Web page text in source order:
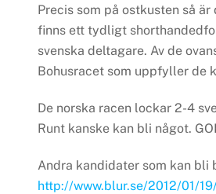
Precis som på ostkusten så
finns ett tydligt
svenska deltagare. Av de
Bohusracet som uppfyller de
De norska racen lockar 2-4
Runt kanske kan bli något.
Andra kandidater som kan bli
http://www.blur.se/2012/01/